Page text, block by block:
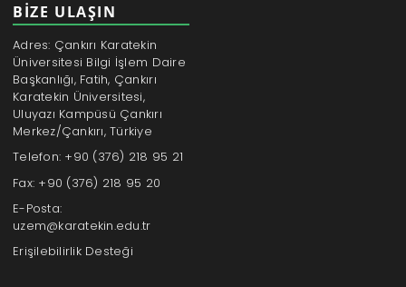
BİZE ULAŞIN
Adres: Çankırı Karatekin
Üniversitesi Bilgi İşlem Daire
Başkanlığı, Fatih, Çankırı
Karatekin Üniversitesi,
Uluyazı Kampüsü Çankırı
Merkez/Çankırı, Türkiye
Telefon: +90 (376) 218 95 21
Fax: +90 (376) 218 95 20
E-Posta:
uzem@karatekin.edu.tr
Erişilebilirlik Desteği